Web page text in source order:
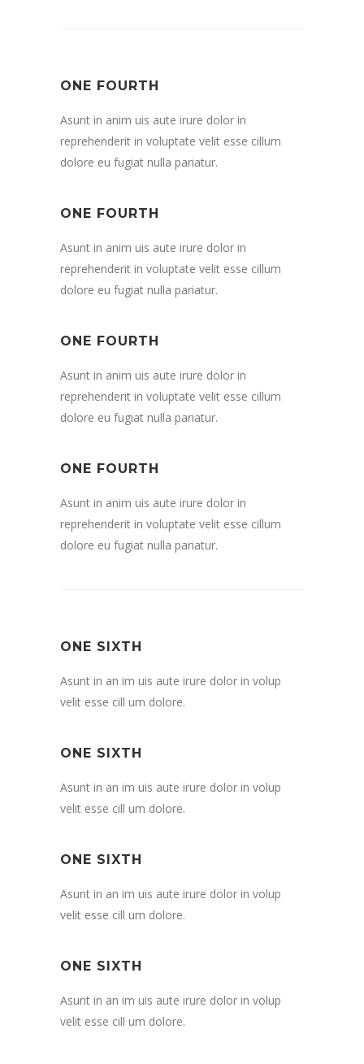
ONE FOURTH
Asunt in anim uis aute irure dolor in
reprehenderit in voluptate velit esse cillum
dolore eu fugiat nulla pariatur.
ONE FOURTH
Asunt in anim uis aute irure dolor in
reprehenderit in voluptate velit esse cillum
dolore eu fugiat nulla pariatur.
ONE FOURTH
Asunt in anim uis aute irure dolor in
reprehenderit in voluptate velit esse cillum
dolore eu fugiat nulla pariatur.
ONE FOURTH
Asunt in anim uis aute irure dolor in
reprehenderit in voluptate velit esse cillum
dolore eu fugiat nulla pariatur.
ONE SIXTH
Asunt in an im uis aute irure dolor in volup
velit esse cill um dolore.
ONE SIXTH
Asunt in an im uis aute irure dolor in volup
velit esse cill um dolore.
ONE SIXTH
Asunt in an im uis aute irure dolor in volup
velit esse cill um dolore.
ONE SIXTH
Asunt in an im uis aute irure dolor in volup
velit esse cill um dolore.